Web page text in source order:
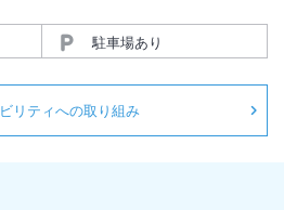
駐車場あり
リティへの取り組み